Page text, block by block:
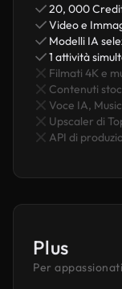
20, 000
Video e
Modelli IA
1 attività
Filmati 4K e
Contenuti
Voce IA,
Upscaler di
API di
Plus
Per